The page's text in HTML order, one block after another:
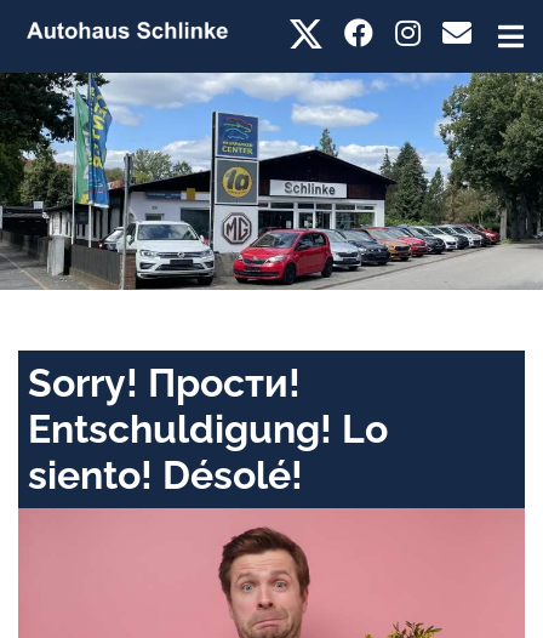
Sorry! Прости!
Entschuldigung! Lo
siento! Désolé!